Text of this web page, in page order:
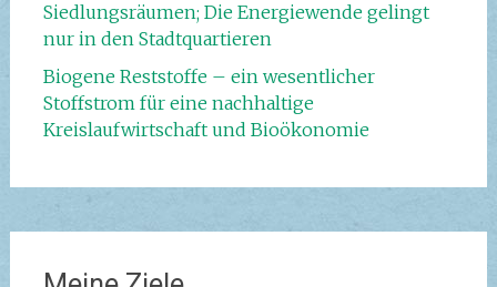
Siedlungsräumen; Die Energiewende gelingt
nur in den Stadtquartieren
Biogene Reststoffe – ein wesentlicher
Stoffstrom für eine nachhaltige
Kreislaufwirtschaft und Bioökonomie